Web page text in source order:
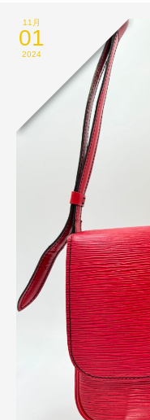
11月
01
2024